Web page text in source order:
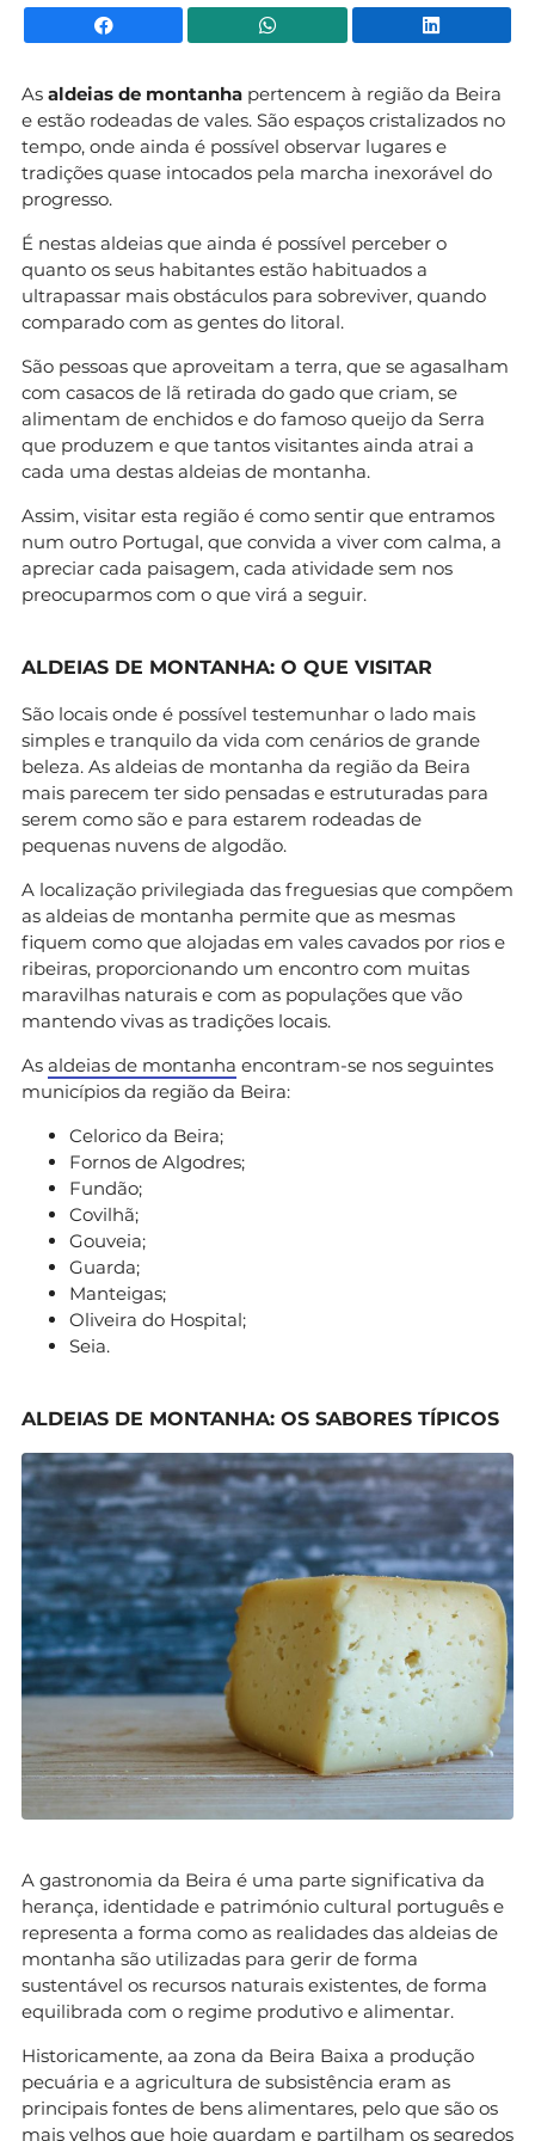
Facebook WhatsApp
As aldeias de montanha pertencem à região da Beira
e estão rodeadas de vales. São espaços cristalizados no
tempo, onde ainda é possível observar lugares e
tradições quase intocados pela marcha inexorável do
progresso.
É nestas aldeias que ainda é possível perceber o
quanto os seus habitantes estão habituados a
ultrapassar mais obstáculos para sobreviver, quando
comparado com as gentes do litoral.
São pessoas que aproveitam a terra, que se agasalham
com casacos de lã retirada do gado que criam, se
alimentam de enchidos e do famoso queijo da Serra
que produzem e que tantos visitantes ainda atrai a
cada uma destas aldeias de montanha.
Assim, visitar esta região é como sentir que entramos
num outro Portugal, que convida a viver com calma, a
apreciar cada paisagem, cada atividade sem nos
preocuparmos com o que virá a seguir.
ALDEIAS DE MONTANHA: O QUE VISITAR
São locais onde é possível testemunhar o lado mais
simples e tranquilo da vida com cenários de grande
beleza. As aldeias de montanha da região da Beira
mais parecem ter sido pensadas e estruturadas para
serem como são e para estarem rodeadas de
pequenas nuvens de algodão.
A localização privilegiada das freguesias que compõem
as aldeias de montanha permite que as mesmas
fiquem como que alojadas em vales cavados por rios e
ribeiras, proporcionando um encontro com muitas
maravilhas naturais e com as populações que vão
mantendo vivas as tradições locais.
As aldeias de montanha encontram-se nos seguintes
municípios da região da Beira:
Celorico da Beira;
Fornos de Algodres;
Fundão;
Covilhã;
Gouveia;
Guarda;
Manteigas;
Oliveira do Hospital;
Seia.
ALDEIAS DE MONTANHA: OS SABORES TÍPICOS
A gastronomia da Beira é uma parte significativa da
herança, identidade e património cultural português e
representa a forma como as realidades das aldeias de
montanha são utilizadas para gerir de forma
sustentável os recursos naturais existentes, de forma
equilibrada com o regime produtivo e alimentar.
Historicamente, aa zona da Beira Baixa a produção
pecuária e a agricultura de subsistência eram as
principais fontes de bens alimentares, pelo que são os
mais velhos que hoje guardam e partilham os segredos